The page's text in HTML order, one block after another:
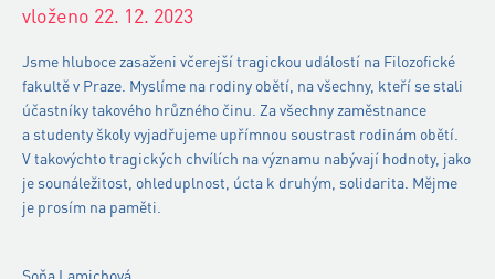
vloženo 22. 12. 2023
Jsme hluboce zasaženi včerejší tragickou událostí na Filozofické
fakultě v Praze. Myslíme na rodiny obětí, na všechny, kteří se stali
účastníky takového hrůzného činu. Za všechny zaměstnance
a studenty školy vyjadřujeme upřímnou soustrast rodinám obětí.
V takovýchto tragických chvílích na významu nabývají hodnoty, jako
je sounáležitost, ohleduplnost, úcta k druhým, solidarita. Mějme
je prosím na paměti.
Soňa Lamichová